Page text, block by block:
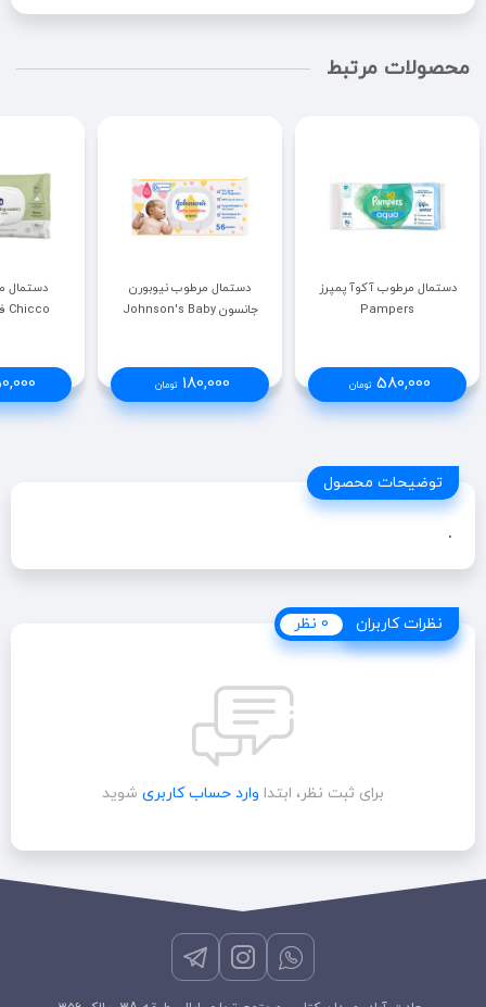
محصولات مرتبط
دستمال مرطوب آکوآ پمپرز
Pampers
580,000 تومان
دستمال مرطوب نیوبورن
جانسون Johnson's Baby
180,000 تومان
دستمال
Chicco فاقد‌پلاستیک
توضیحات محصول
.
نظرات کاربران
نظرات کاربران 0 نظر
برای ثبت نظر، ابتدا وارد حساب کاربری شوید